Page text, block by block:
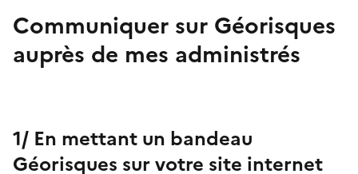
Communiquer sur Géorisques
auprès de mes administrés
1/ En mettant un bandeau
Géorisques sur votre site internet